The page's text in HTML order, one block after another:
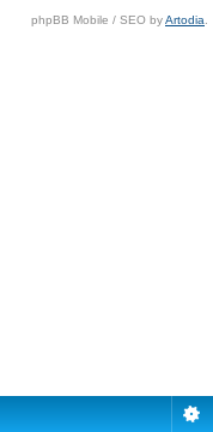
phpBB Mobile / SEO byArtodia